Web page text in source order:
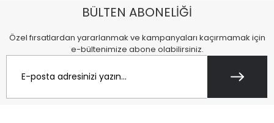
BÜLTEN ABONELİĞİ
Özel fırsatlardan yararlanmak ve kampanyaları kaçırmamak için
e-bültenimize abone olabilirsiniz.